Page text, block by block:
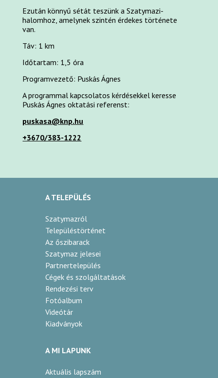
Ezután könnyű sétát teszünk a Szatymazi-
halomhoz, amelynek szintén érdekes története
van.
Táv: 1 km
Időtartam: 1,5 óra
Programvezető: Puskás Ágnes
A programmal kapcsolatos kérdésekkel keresse
Puskás Ágnes oktatási referenst:
puskasa@knp.hu
+3670/383-1222
A TELEPÜLÉS
Szatymazról
Településtörténet
Az őszibarack
Szatymaz jelesei
Partnertelepülés
Cégek és szolgáltatások
Rendezési terv
Fotóalbum
Videótár
Kiadványok
A MI LAPUNK
Aktuális lapszám